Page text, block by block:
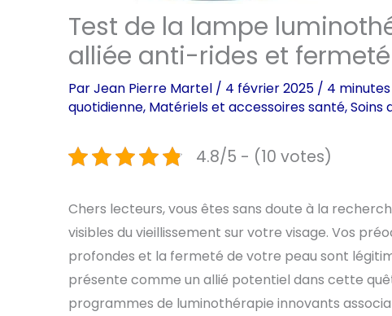
Test de la lampe
alliée anti-rides et fermeté
ParJean Pierre Martel / 4 février 2025 / 4
quotidienne, Matériels et accessoires santé,Soins
4.8/5 - (10 votes)
Chers lecteurs, vous êtes sans doute à la
visibles du vieillissement sur votre visage. Vos
profondes et la fermeté de votre peau sont
présente comme un allié potentiel dans cette
programmes de luminothérapie innovants